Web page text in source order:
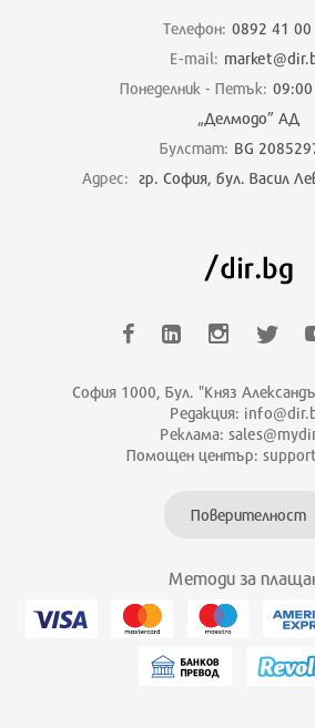
Телефон: 0892 41 00
E-mail:
Понеделник - Петък:
„Делмодо” АД
Булстат: BG
Адрес: гр. София, бул. Васил
София 1000, Бул. "Княз
Редакция:
Реклама:
Помощен център:
Поверителност
Методи за